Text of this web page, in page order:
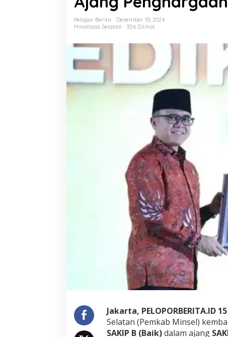
B
Nasional
Pelopor Berita
Desember 10, 2024
Minahasa Selatan
356 Dilihat
Jakarta, PELOPORBERITA.ID
Selatan (Pemkab Minsel)
SAKIP B (Baik)dalam ajang